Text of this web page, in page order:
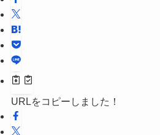
URLをコピーしました！